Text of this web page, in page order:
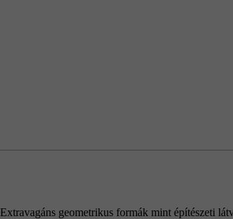
Extravagáns geometrikus formák mint építészeti